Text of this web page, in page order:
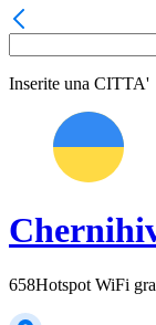
Inserite una CITTA'
658Hotspot WiFi